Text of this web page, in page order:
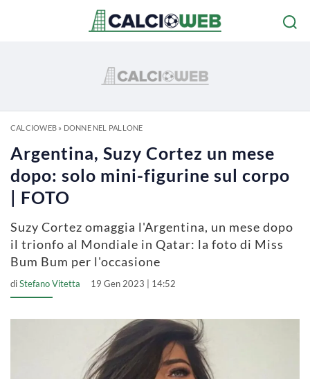
CALCIOWEB» DONNE NEL PALLONE
Argentina, Suzy Cortez un mese
dopo: solo mini-figurine sul corpo
| FOTO
Suzy Cortez omaggia l'Argentina, un mese dopo
il trionfo al Mondiale in Qatar: la foto di Miss
Bum Bum per l'occasione
diStefano Vitetta 19 Gen 2023 | 14:52